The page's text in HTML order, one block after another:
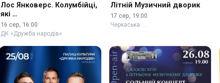
Лос Янковерс. Колумбійці,
які …
16 сер, 16:00
ДК «Дружба народів»
Літній Музичний дворик
17 сер, 19:00
Черкаська …